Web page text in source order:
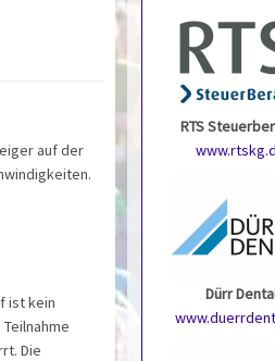
auf der
ist kein
Die
RTS
Dürr